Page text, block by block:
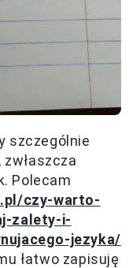
szczególnie
, zwłaszcza
Polecam
czy-warto-
zalety-i-
jezyka/
łatwo zapisuję